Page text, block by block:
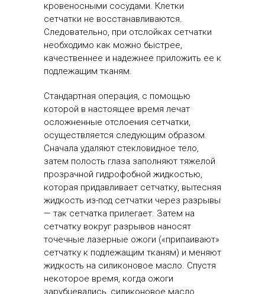
кровеносными сосудами. Клетки
сетчатки не восстанавливаются.
Следовательно, при отслойках сетчатки
необходимо как можно быстрее,
качественнее и надежнее приложить ее к
подлежащим тканям.
Стандартная операция, с помощью
которой в настоящее время лечат
осложненные отслоения сетчатки,
осуществляется следующим образом.
Сначала удаляют стекловидное тело,
затем полость глаза заполняют тяжелой
прозрачной гидрофобной жидкостью,
которая придавливает сетчатку, вытесняя
жидкость из-под сетчатки через разрывы
— так сетчатка прилегает. Затем на
сетчатку вокруг разрывов наносят
точечные лазерные ожоги («припаивают»
сетчатку к подлежащим тканям) и меняют
жидкость на силиконовое масло. Спустя
некоторое время, когда ожоги
зарубцевались, силиконовое масло